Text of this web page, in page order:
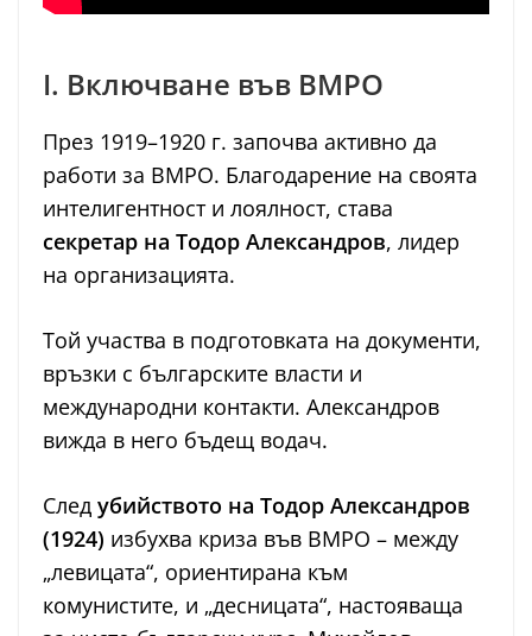
I. Включване във ВМРО
През 1919–1920 г. започва активно да
работи за ВМРО. Благодарение на своята
интелигентност и лоялност, става
секретар на Тодор Александров, лидер
на организацията.
Той участва в подготовката на документи,
връзки с българските власти и
международни контакти. Александров
вижда в него бъдещ водач.
След убийството на Тодор Александров
(1924) избухва криза във ВМРО – между
„левицата“, ориентирана към
комунистите, и „десницата“, настояваща